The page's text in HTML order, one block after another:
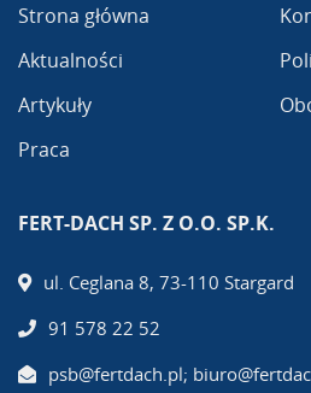
Strona główna
Aktualności
Artykuły
Praca
FERT-DACH SP. Z O.O. SP.K.
ul. Ceglana 8, 73-110 Stargard
91 578 22 52
psb@fertdach.pl;